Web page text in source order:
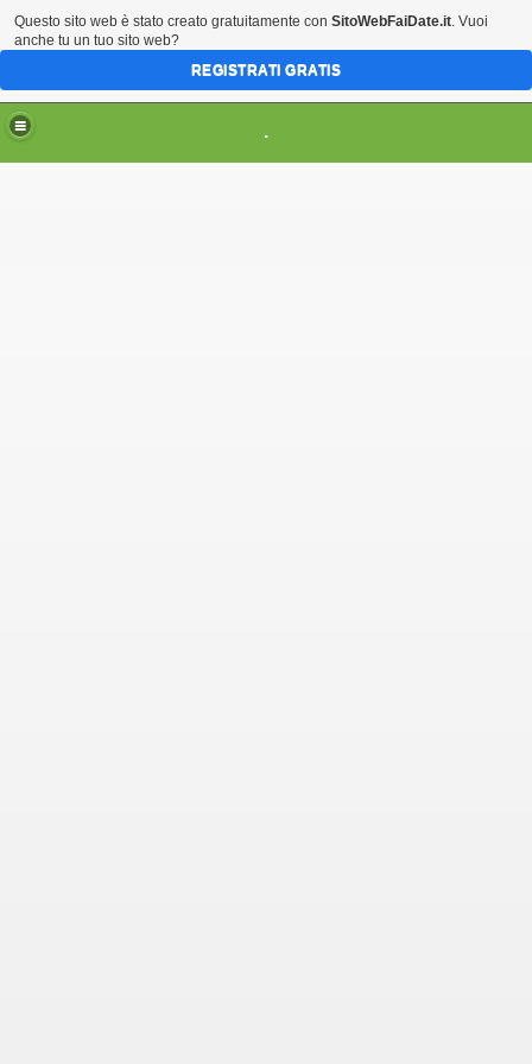
.
Questo sito web è stato creato gratuitamente con SitoWebFaiDate.it. Vuoi
anche tu un tuo sito web?
REGISTRATI GRATIS